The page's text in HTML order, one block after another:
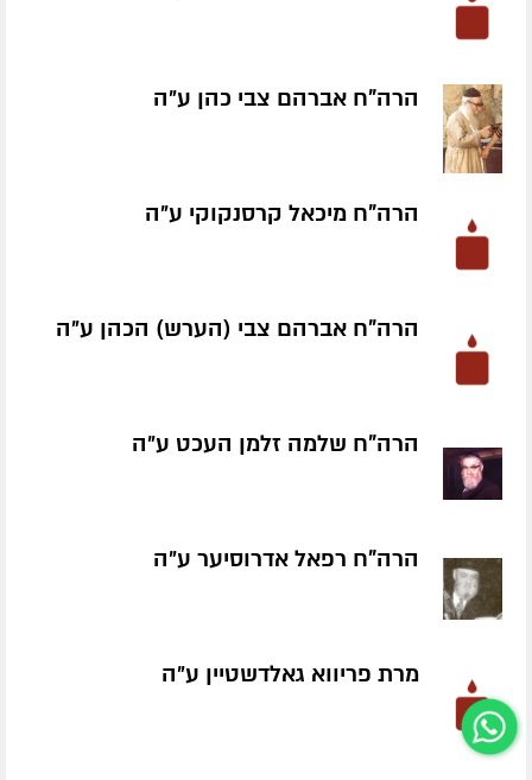
הרה"ח אברהם צבי כהן ע״ה
הרה"ח מיכאל קרסנקוקי ע״ה
הרה"ח אברהם צבי (הערש) הכהן ע״ה
הרה"ח שלמה זלמן העכט ע״ה
הרה"ח רפאל אדרוסיער ע״ה
מרת פריווא גאלדשטיין ע״ה